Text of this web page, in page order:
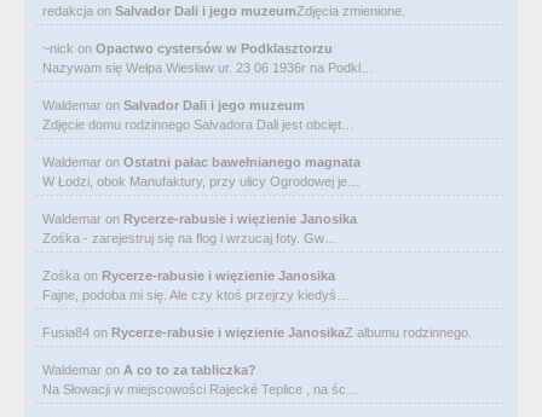
redakcja on Salvador Dali i jego muzeumZdjęcia zmienione.
~nick on Opactwo cystersów w Podklasztorzu
Nazywam się Wełpa Wiesław ur. 23 06 1936r na Podkl…
Waldemar on Salvador Dali i jego muzeum
Zdjęcie domu rodzinnego Salvadora Dali jest obcięt…
Waldemar on Ostatni pałac bawełnianego magnata
W Łodzi, obok Manufaktury, przy ulicy Ogrodowej je…
Waldemar on Rycerze-rabusie i więzienie Janosika
Zośka - zarejestruj się na flog i wrzucaj foty. Gw…
Zośka on Rycerze-rabusie i więzienie Janosika
Fajne, podoba mi się. Ale czy ktoś przejrzy kiedyś…
Fusia84 on Rycerze-rabusie i więzienie JanosikaZ albumu rodzinnego.
Waldemar on A co to za tabliczka?
Na Słowacji w miejscowości Rajecké Teplice , na śc…